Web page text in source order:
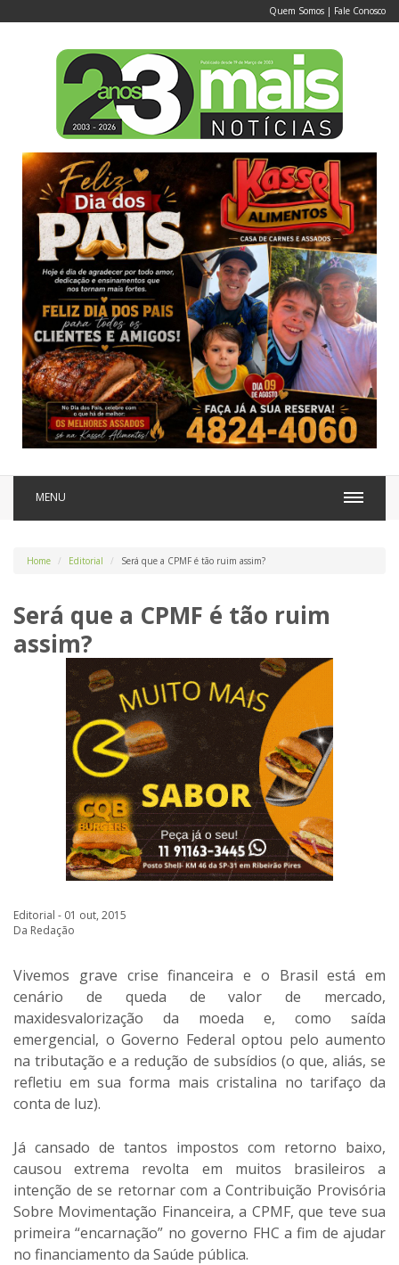
Quem Somos | Fale Conosco
MENU
Home Editorial Será que a CPMF é tão ruim assim?
Será que a CPMF é tão ruim
assim?
Editorial - 01 out, 2015
Da Redação
Vivemos grave crise financeira e o Brasil está em
cenário de queda de valor de mercado,
maxidesvalorização da moeda e, como saída
emergencial, o Governo Federal optou pelo aumento
na tributação e a redução de subsídios (o que, aliás, se
refletiu em sua forma mais cristalina no tarifaço da
conta de luz).
Já cansado de tantos impostos com retorno baixo,
causou extrema revolta em muitos brasileiros a
intenção de se retornar com a Contribuição Provisória
Sobre Movimentação Financeira, a CPMF, que teve sua
primeira “encarnação” no governo FHC a fim de ajudar
no financiamento da Saúde pública.